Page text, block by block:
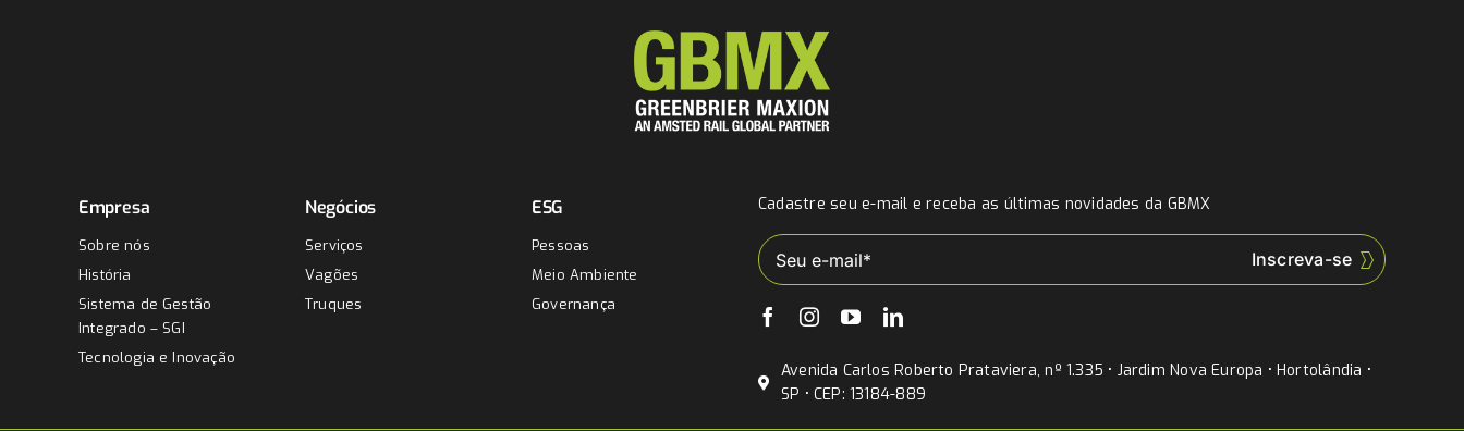
Empresa
Sobre nós
História
Sistema de Gestão
Integrado – SGI
Tecnologia e Inovação
Negócios
Serviços
Vagões
Truques
ESG
Pessoas
Meio Ambiente
Governança
Cadastre seu e-mail e receba as últimas novidades da GBMX
Avenida Carlos Roberto Prataviera, nº 1.335 • Jardim Nova Europa • Hortolândia •
SP • CEP: 13184-889